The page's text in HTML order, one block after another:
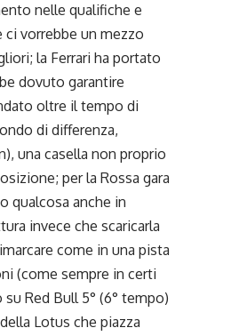
nelle qualifiche e
vorrebbe un mezzo
la Ferrari ha portato
dovuto garantire
oltre il tempo di
di differenza,
una casella non proprio
per la Rossa gara
qualcosa anche in
invece che scaricarla
come in una pista
(come sempre in certi
Red Bull 5° (6° tempo)
Lotus che piazza